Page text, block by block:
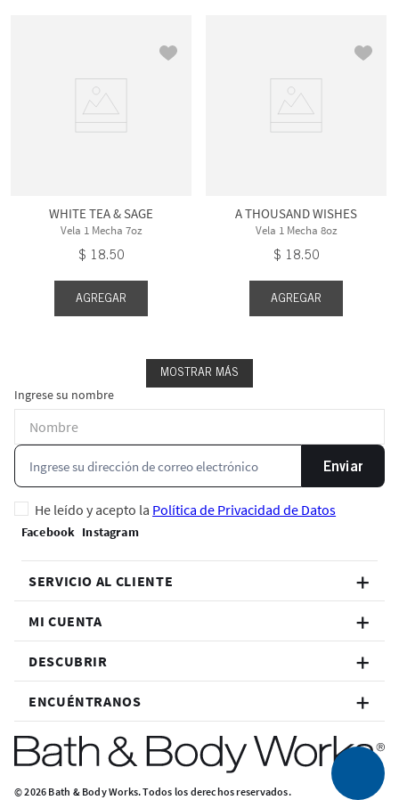
WHITE TEA & SAGE
Vela 1 Mecha 7oz
$ 18.50
AGREGAR
A THOUSAND WISHES
Vela 1 Mecha 8oz
$ 18.50
AGREGAR
MOSTRAR MÁS
Ingrese su nombre
Enviar
He leído y acepto la Política de Privacidad de Datos
SERVICIO AL CLIENTE
MI CUENTA
DESCUBRIR
ENCUÉNTRANOS
© 2026 Bath & Body Works. Todos los derechos reservados.